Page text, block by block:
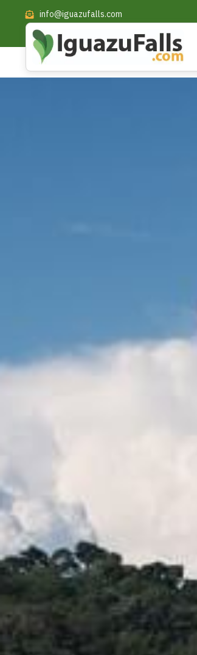
info@iguazufalls.com